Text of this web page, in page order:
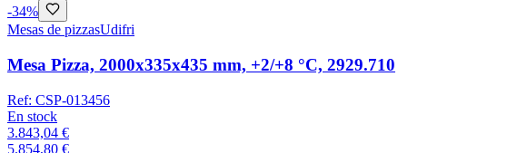
-34%
Mesas de pizzasUdifri
Mesa Pizza, 2000x335x435 mm, +2/+8 °C, 2929.710
Ref: CSP-013456
En stock
3.843,04 €
5.854,80 €